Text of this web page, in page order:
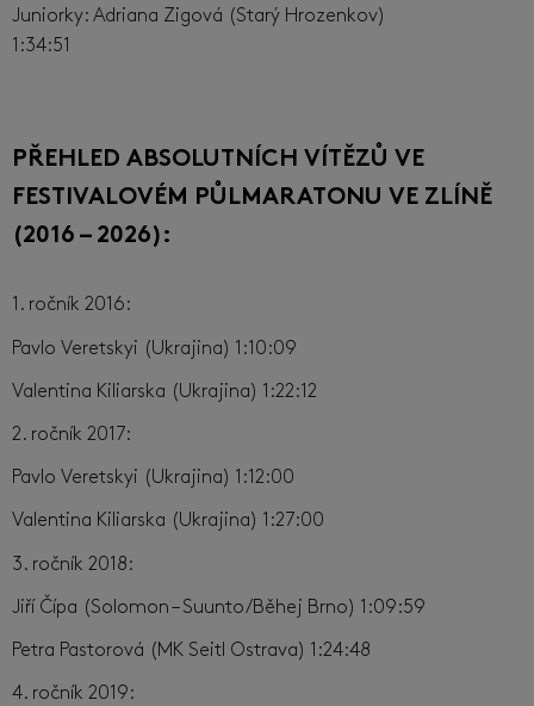
Juniorky: Adriana Zigová (Starý Hrozenkov)
1:34:51
PŘEHLED ABSOLUTNÍCH VÍTĚZŮ VE
FESTIVALOVÉM PŮLMARATONU VE ZLÍNĚ
(2016 – 2026):
1. ročník 2016:
Pavlo Veretskyi (Ukrajina) 1:10:09
Valentina Kiliarska (Ukrajina) 1:22:12
2. ročník 2017:
Pavlo Veretskyi (Ukrajina) 1:12:00
Valentina Kiliarska (Ukrajina) 1:27:00
3. ročník 2018:
Jiří Čípa (Solomon – Suunto/Běhej Brno) 1:09:59
Petra Pastorová (MK Seitl Ostrava) 1:24:48
4. ročník 2019: